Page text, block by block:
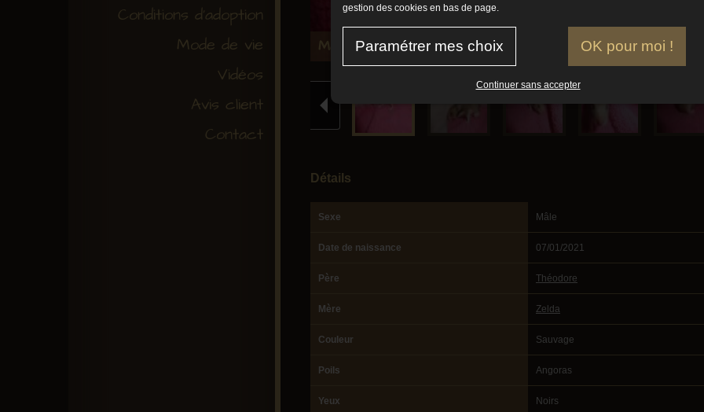
Conditions d'adoption
Mode de vie
Vidéos
Avis client
Contact
Mâle 2, Sauvage, poils angoras
Détails
Sexe Mâle
Date de naissance 07/01/2021
Père Théodore
Mère Zelda
Couleur Sauvage
Poils Angoras
Yeux Noirs
gestion des cookies en bas de page.
Paramétrer mes choix OK pour moi !
Continuer sans accepter